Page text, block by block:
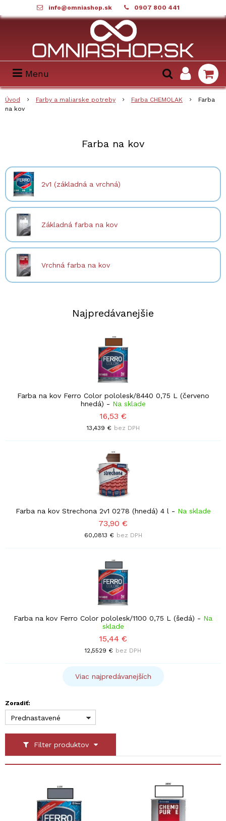
info@omniashop.sk 0907 800 441
Menu
Úvod Farby a maliarske potreby Farba CHEMOLAK
Farba
na kov
Farba na kov
2v1 (základná a vrchná)
Základná farba na kov
Vrchná farba na kov
Najpredávanejšie
Farba na kov Ferro Color pololesk/8440 0,75 L (červeno
hnedá) - Na sklade
16,53 €
13,439 € bez DPH
Farba na kov Strechona 2v1 0278 (hnedá) 4 l - Na sklade
73,90 €
60,0813 € bez DPH
Farba na kov Ferro Color pololesk/1100 0,75 L (šedá) - Na
sklade
15,44 €
12,5529 € bez DPH
Viac najpredávanejších
Filter produktov
Zoradiť:
Prednastavené